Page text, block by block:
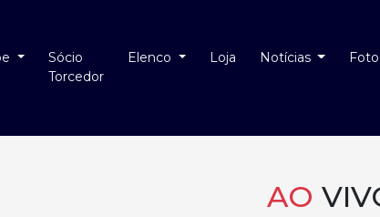
Sócio
Torcedor
Elenco Loja Notícias
AO